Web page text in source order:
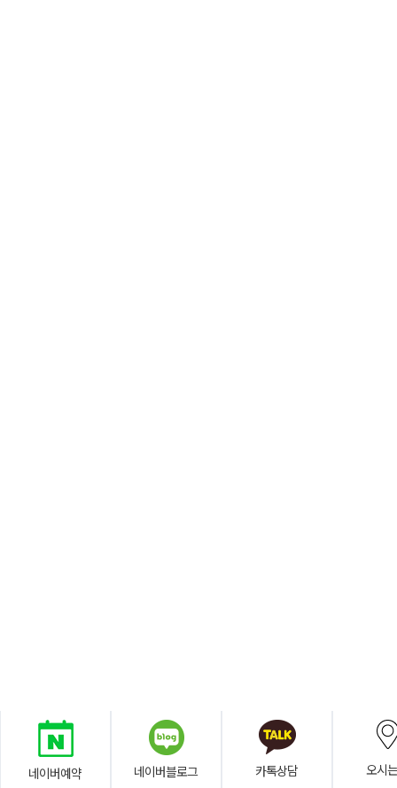
네이버예약 네이버블로그 카톡상담 오시